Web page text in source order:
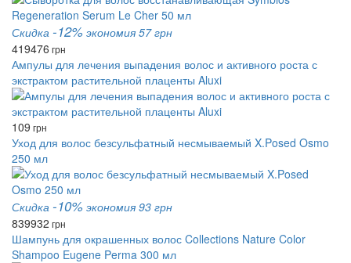
Скидка -12% экономия 57 грн
419476 грн
Ампулы для лечения выпадения волос и активного роста с
экстрактом растительной плаценты Aluxi
109 грн
Уход для волос безсульфатный несмываемый X.Posed Osmo
250 мл
Скидка -10% экономия 93 грн
839932 грн
Шампунь для окрашенных волос Collections Nature Color
Shampoo Eugene Perma 300 мл